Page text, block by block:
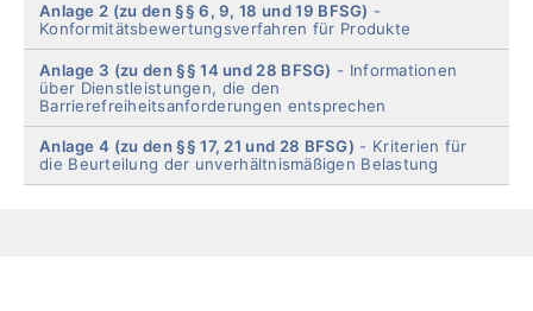
Anlage 2 (zu den §§ 6, 9, 18 und 19 BFSG)
Konformitätsbewertungsverfahren für Produkte
Anlage 3 (zu den §§ 14 und 28 BFSG)
Informationen
über Dienstleistungen, die den
Barrierefreiheitsanforderungen entsprechen
Anlage 4 (zu den §§ 17, 21 und 28 BFSG)
Kriterien für
die Beurteilung der unverhältnismäßigen Belastung